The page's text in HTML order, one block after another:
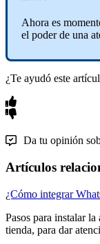
Ahora es
el poder de una
¿Te ayudó este
Da tu opinión
Artículos
¿Cómo integrar
Pasos para instalar
tienda, para dar